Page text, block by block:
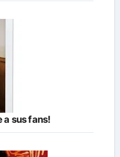
a sus fans!